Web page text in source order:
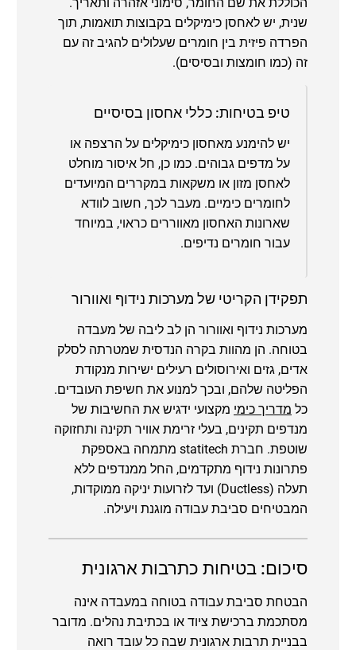
הכוללת את שם החומר, סימוני אזהרה ותאריך.
שנית, יש לאחסן כימיקלים בקבוצות תואמות, תוך
הפרדה פיזית בין חומרים שעלולים להגיב זה עם
זה (כמו חומצות ובסיסים).
טיפ בטיחות: כללי אחסון בסיסיים
יש להימנע מאחסון כימיקלים על הרצפה או
על מדפים גבוהים. כמו כן, חל איסור מוחלט
לאחסן מזון או משקאות במקררים המיועדים
לחומרים כימיים. מעבר לכך, חשוב לוודא
שארונות האחסון מאווררים כראוי, במיוחד
עבור חומרים נדיפים.
תפקידן הקריטי של מערכות נידוף ואוורור
מערכות נידוף ואוורור הן לב ליבה של מעבדה
בטוחה. הן מהוות בקרה הנדסית שמטרתה לסלק
אדים, גזים ואירוסולים רעילים ישירות מנקודת
הפליטה שלהם, ובכך למנוע את חשיפת העובדים.
כל מדריך כימי מקצועי ידגיש את החשיבות של
מנדפים תקינים, בעלי זרימת אוויר תקינה ותחזוקה
שוטפת. חברת statitech מתמחה באספקת
פתרונות נידוף מתקדמים, החל ממנדפים ללא
תעלה (Ductless) ועד לזרועות יניקה ממוקדות,
המבטיחים סביבת עבודה מוגנת ויעילה.
סיכום: בטיחות כתרבות ארגונית
הבטחת סביבת עבודה בטוחה במעבדה אינה
מסתכמת ברכישת ציוד או בכתיבת נהלים. מדובר
בבניית תרבות ארגונית שבה כל עובד רואה